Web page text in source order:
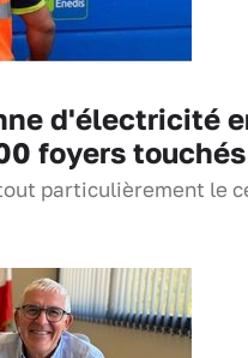
d'électricité
foyers touchés
particulièrement le